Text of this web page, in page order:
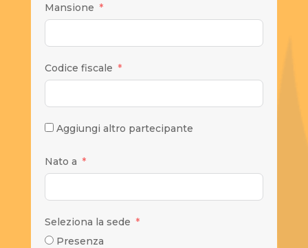
Mansione
Codice fiscale
Aggiungi altro partecipante
Nato a
Seleziona la sede
Presenza